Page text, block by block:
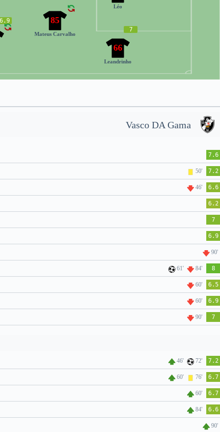
7
66
Leandrinho
Léo
85
Mateus Carvalho
6.9
Vasco DA Gama
7.6
50' 7.2
46' 6.6
6.2
7
6.9
90'
61' 84' 8
60' 6.5
60' 6.9
90' 7
46' 72' 7.2
60' 76' 6.7
60' 6.7
84' 6.6
90'